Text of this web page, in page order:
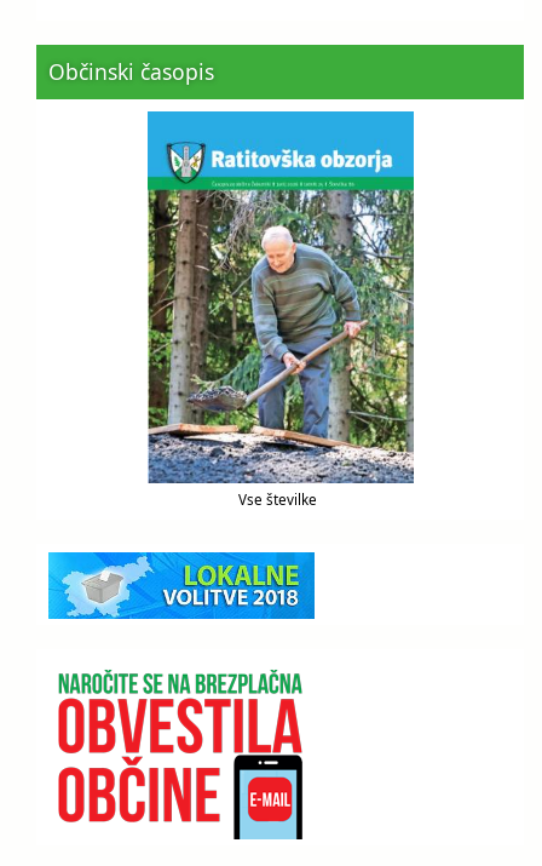
Občinski časopis
Vse številke